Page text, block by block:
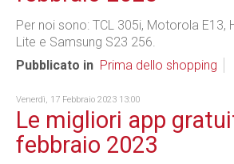
Per noi sono: TCL 305i, Motorola E13,
Lite e Samsung S23 256.
Pubblicato in Prima dello shopping
Venerdì, 17 Febbraio 2023 13:00
Le migliori app
febbraio 2023